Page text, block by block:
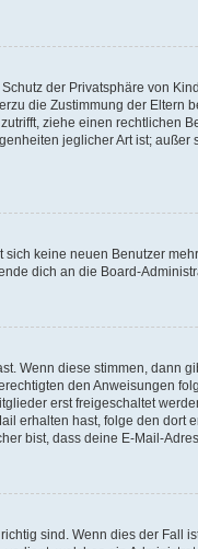
der Privatsphäre von
die Zustimmung der
ziehe einen rechtlichen
jeglicher Art ist;
keine neuen Benutzer
dich an die Board-
Wenn diese stimmen, dann
den Anweisungen
erst freigeschaltet
erhalten hast, folge den
bist, dass deine E-Mail-
sind. Wenn dies der Fall